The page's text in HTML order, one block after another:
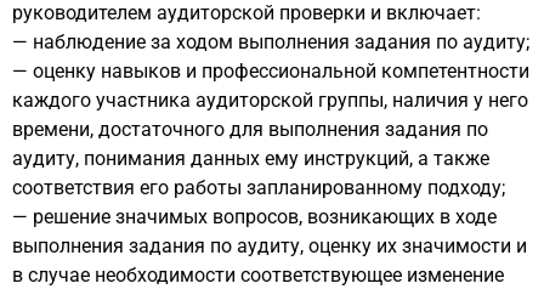
руководителем аудиторской проверки и включает:
— наблюдение за ходом выполнения задания по аудиту;
— оценку навыков и профессиональной компетентности
каждого участника аудиторской группы, наличия у него
времени, достаточного для выполнения задания по
аудиту, понимания данных ему инструкций, а также
соответствия его работы запланированному подходу;
— решение значимых вопросов, возникающих в ходе
выполнения задания по аудиту, оценку их значимости и
в случае необходимости соответствующее изменение